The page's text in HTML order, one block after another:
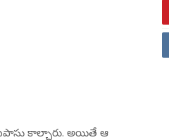
కాల్చారు. అయితే ఆ